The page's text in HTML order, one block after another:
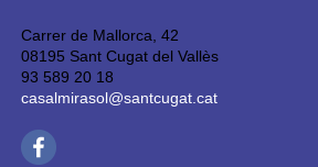
Carrer de Mallorca, 42
08195 Sant Cugat del Vallès
93 589 20 18
casalmirasol@santcugat.cat